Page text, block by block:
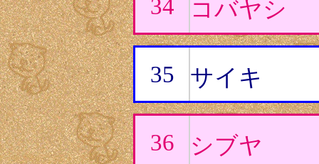
34 コバヤシ
35 サイキ
36 シブヤ